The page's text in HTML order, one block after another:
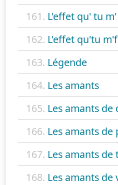
161. L'effet qu' tu
162. L'effet qu'tu
163. Légende
164. Les amants
165. Les amants de
166. Les amants de
167. Les amants de
168. Les amants de